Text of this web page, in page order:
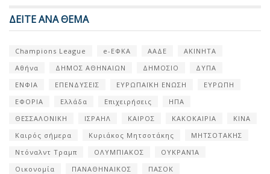
ΔΕΙΤΕ ΑΝΑ ΘΕΜΑ
Champions League e-ΕΦΚΑ ΑΑΔΕ
ΑΚΙΝΗΤΑ
Αθήνα
ΔΗΜΟΣ ΑΘΗΝΑΙΩΝ ΔΗΜΟΣΙΟ
ΔΥΠΑ
ΕΝΦΙΑ
ΕΠΕΝΔΥΣΕΙΣ ΕΥΡΩΠΑΪΚΗ ΕΝΩΣΗ
ΕΥΡΩΠΗ
ΕΦΟΡΙΑ
Ελλάδα Επιχειρήσεις
ΗΠΑ
ΘΕΣΣΑΛΟΝΙΚΗ
ΙΣΡΑΗΛ ΚΑΙΡΟΣ ΚΑΚΟΚΑΙΡΙΑ
ΚΙΝΑ
Καιρός σήμερα
Κυριάκος Μητσοτάκης
ΜΗΤΣΟΤΑΚΗΣ
Ντόναλντ Τραμπ
ΟΛΥΜΠΙΑΚΟΣ
ΟΥΚΡΑΝΊΑ
Οικονομία
ΠΑΝΑΘΗΝΑΙΚΟΣ
ΠΑΣΟΚ